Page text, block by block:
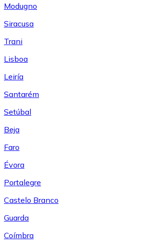
Modugno
Siracusa
Trani
Lisboa
Leiría
Santarém
Setúbal
Beja
Faro
Évora
Portalegre
Castelo Branco
Guarda
Coímbra